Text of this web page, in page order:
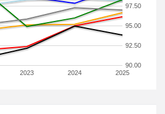
2023 2024 2025
90.00
92.50
95.00
97.50